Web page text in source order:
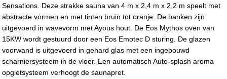
Sensations. Deze strakke sauna van 4 m x 2,4 m x 2,2 m speelt met
abstracte vormen en met tinten bruin tot oranje. De banken zijn
uitgevoerd in wavevorm met Ayous hout. De Eos Mythos oven van
15KW wordt gestuurd door een Eos Emotec D sturing. De glazen
voorwand is uitgevoerd in gehard glas met een ingebouwd
scharniersysteem in de vloer. Een automatisch Auto-splash aroma
opgietsysteem verhoogt de saunapret.